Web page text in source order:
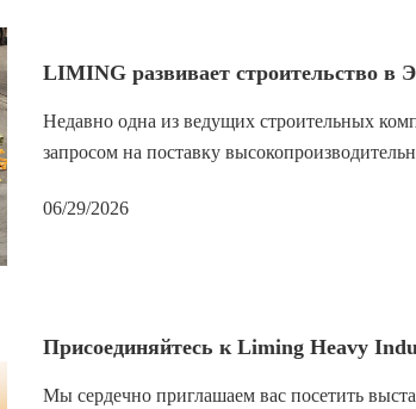
LIMING развивает строительство
Недавно одна из ведущих строительных
запросом на поставку
06/29/2026
Присоединяйтесь к Liming Heavy
Мы сердечно приглашаем вас посетить